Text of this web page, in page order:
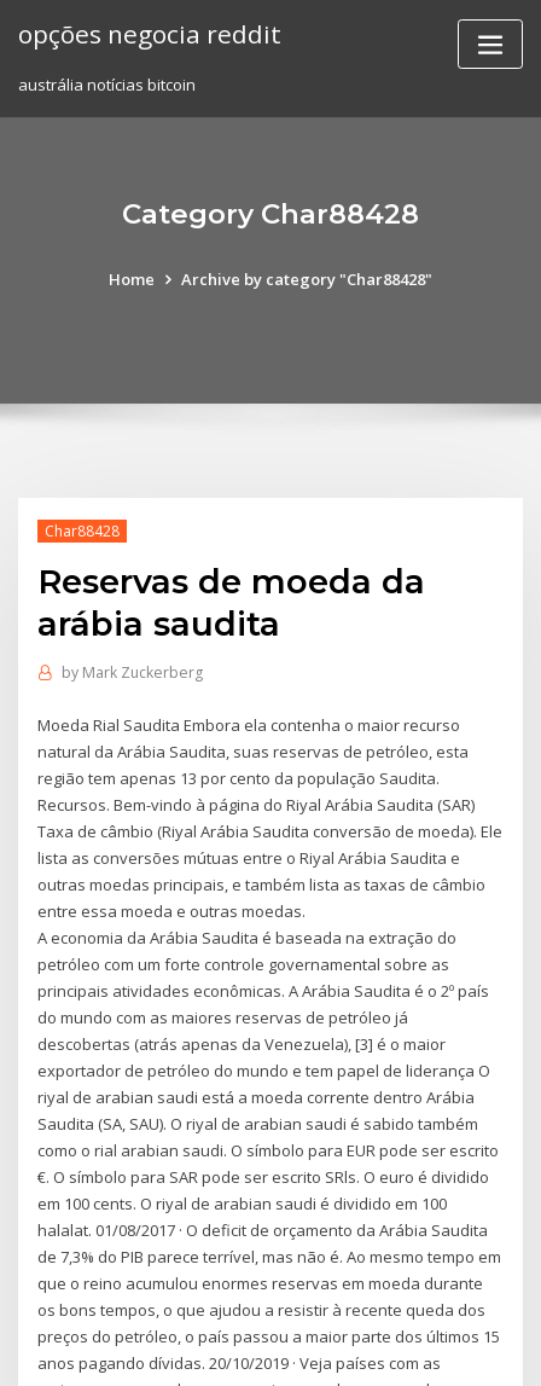
opções negocia reddit
austrália notícias bitcoin
Category Char88428
Home Archive by category "Char88428"
Char88428
Reservas de moeda da
arábia saudita
by Mark Zuckerberg
Moeda Rial Saudita Embora ela contenha o maior recurso
natural da Arábia Saudita, suas reservas de petróleo, esta
região tem apenas 13 por cento da população Saudita.
Recursos. Bem-vindo à página do Riyal Arábia Saudita (SAR)
Taxa de câmbio (Riyal Arábia Saudita conversão de moeda). Ele
lista as conversões mútuas entre o Riyal Arábia Saudita e
outras moedas principais, e também lista as taxas de câmbio
entre essa moeda e outras moedas.
A economia da Arábia Saudita é baseada na extração do
petróleo com um forte controle governamental sobre as
principais atividades econômicas. A Arábia Saudita é o 2º país
do mundo com as maiores reservas de petróleo já
descobertas (atrás apenas da Venezuela), [3] é o maior
exportador de petróleo do mundo e tem papel de liderança O
riyal de arabian saudi está a moeda corrente dentro Arábia
Saudita (SA, SAU). O riyal de arabian saudi é sabido também
como o rial arabian saudi. O símbolo para EUR pode ser escrito
€. O símbolo para SAR pode ser escrito SRls. O euro é dividido
em 100 cents. O riyal de arabian saudi é dividido em 100
halalat. 01/08/2017 · O deficit de orçamento da Arábia Saudita
de 7,3% do PIB parece terrível, mas não é. Ao mesmo tempo em
que o reino acumulou enormes reservas em moeda durante
os bons tempos, o que ajudou a resistir à recente queda dos
preços do petróleo, o país passou a maior parte dos últimos 15
anos pagando dívidas. 20/10/2019 · Veja países com as